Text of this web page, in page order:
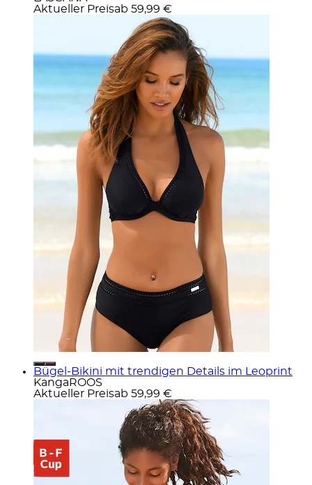
Aktueller Preisab 59,99 €
Bügel-Bikini mit trendigen Details im Leoprint
KangaROOS
Aktueller Preisab 59,99 €